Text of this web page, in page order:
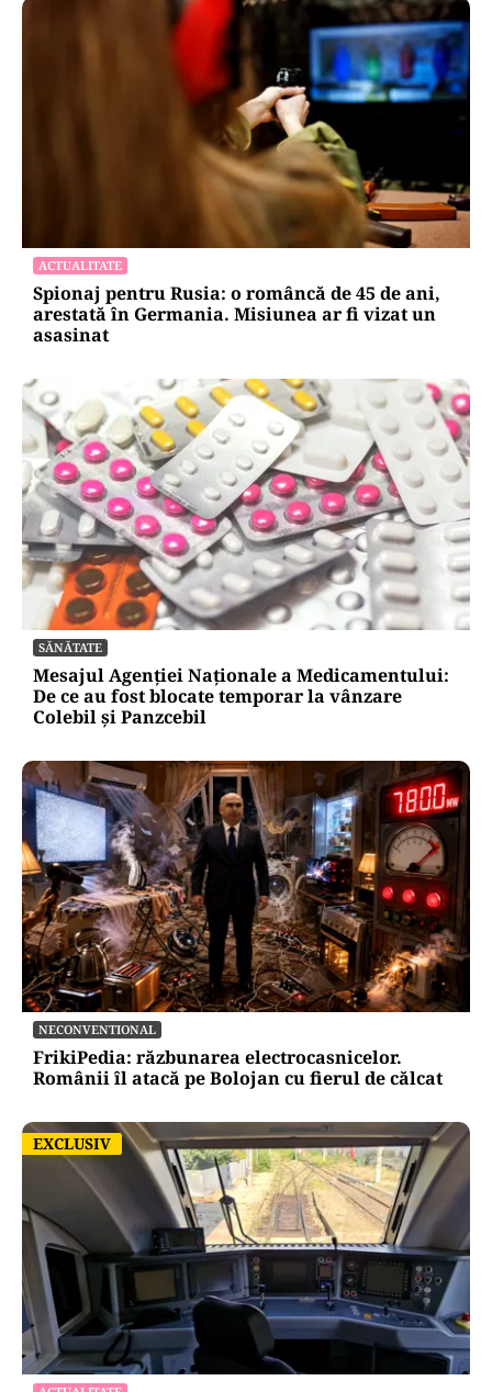
ACTUALITATE
Spionaj pentru Rusia: o româncă de 45 de ani,
arestată în Germania. Misiunea ar fi vizat un
asasinat
SĂNĂTATE
Mesajul Agenției Naționale a Medicamentului:
De ce au fost blocate temporar la vânzare
Colebil și Panzcebil
NECONVENTIONAL
FrikiPedia: răzbunarea electrocasnicelor.
Românii îl atacă pe Bolojan cu fierul de călcat
EXCLUSIV
EXCLUSIV